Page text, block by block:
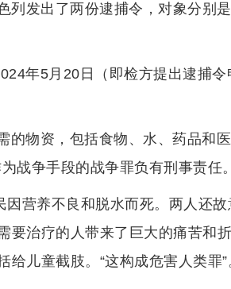
列发出了两份逮捕令，对象分别
年5月20日（即检方提出逮捕令
的物资，包括食物、水、药品和
战争手段的战争罪负有刑事责任
营养不良和脱水而死。两人还故
要治疗的人带来了巨大的痛苦和
儿童截肢。“这构成危害人类罪”